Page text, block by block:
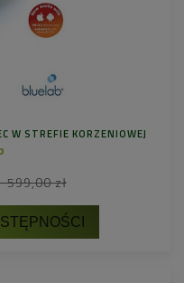
W STREFIE KORZENIOWEJ
599,00 zł